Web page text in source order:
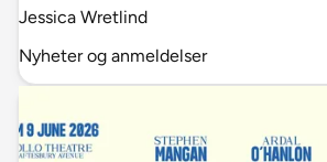
Jessica Wretlind
Nyheter og anmeldelser